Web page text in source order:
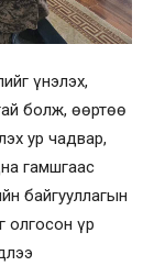
үнэлэх,
болж, өөртөө
ур чадвар,
гамшгаас
байгууллагын
олгосон үр